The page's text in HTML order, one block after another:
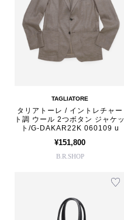
TAGLIATORE
タリアトーレ / イントレチャー
ト調 ウール 2つボタン ジャケッ
ト/G-DAKAR22K 060109 u
¥151,800
B.R.SHOP